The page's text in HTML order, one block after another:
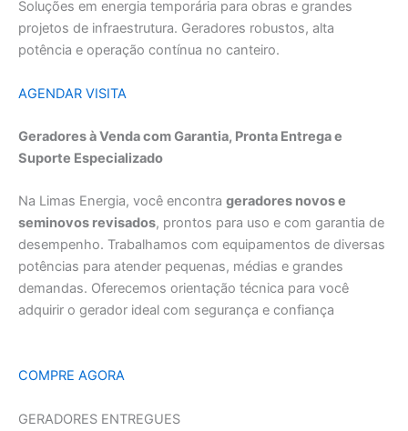
Soluções em energia temporária para obras e grandes
projetos de infraestrutura. Geradores robustos, alta
potência e operação contínua no canteiro.
AGENDAR VISITA
Geradores à Venda com Garantia, Pronta Entrega e
Suporte Especializado
Na Limas Energia, você encontra geradores novos e
seminovos revisados, prontos para uso e com garantia de
desempenho. Trabalhamos com equipamentos de diversas
potências para atender pequenas, médias e grandes
demandas. Oferecemos orientação técnica para você
adquirir o gerador ideal com segurança e confiança
COMPRE AGORA
GERADORES ENTREGUES